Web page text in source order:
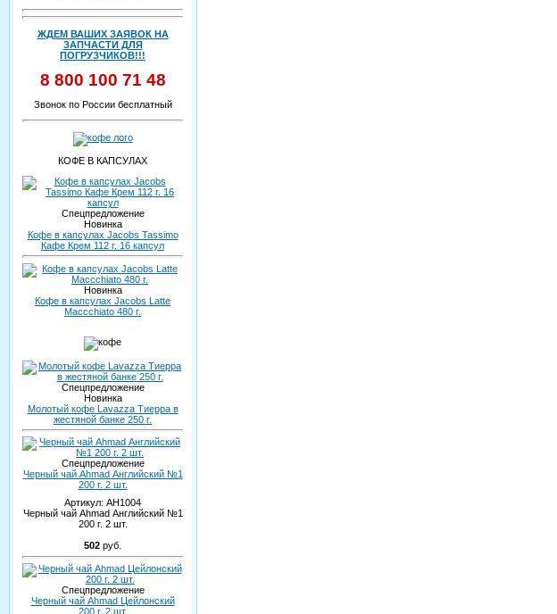
ЖДЕМ ВАШИХ ЗАЯВОК НА
ЗАПЧАСТИ ДЛЯ
ПОГРУЗЧИКОВ!!!
8 800 100 71 48
Звонок по России бесплатный
КОФЕ В КАПСУЛАХ
Спецпредложение
Новинка
Кофе в капсулах Jacobs Tassimo
Кафе Крем 112 г. 16 капсул
Новинка
Кофе в капсулах Jacobs Latte
Maccchiato 480 г.
Спецпредложение
Новинка
Молотый кофе Lavazza Тиерра в
жестяной банке 250 г.
Спецпредложение
Черный чай Ahmad Английский №1
200 г. 2 шт.
Артикул: AH1004
Черный чай Ahmad Английский №1
200 г. 2 шт.
502 руб.
Спецпредложение
Черный чай Ahmad Цейлонский
200 г. 2 шт.